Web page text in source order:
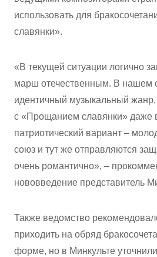
использовать для
славянки».
«В текущей ситуации логично
марш отечественным. В нашем
идентичный музыкальный жанр,
с «Прощанием славянки» даже
патриотический вариант –
союз и тут же отправляются
очень романтично», –
нововведение представитель
Также ведомство
приходить на обряд
форме, но в Минкульте